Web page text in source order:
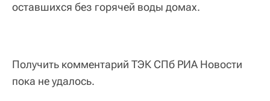
оставшихся без горячей воды домах.
Получить комментарий ТЭК СПб РИА Новости
пока не удалось.